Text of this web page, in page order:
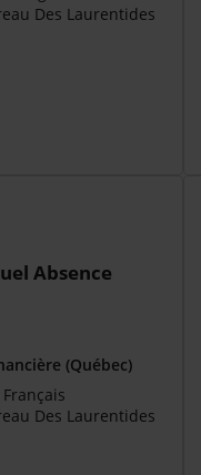
Des Laurentides
Absence
(Québec)
Des Laurentides